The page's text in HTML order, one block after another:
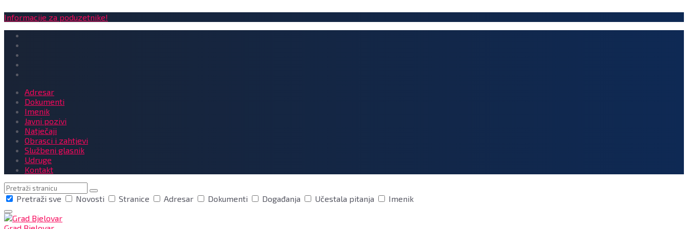
Informacije za poduzetnike!
Adresar
Dokumenti
Imenik
Javni pozivi
Natječaji
Obrasci i zahtjevi
Službeni glasnik
Udruge
Kontakt
Pretraga
Pretraži sve
Novosti Stranice Adresar Dokumenti Događanja Učestala pitanja Imenik